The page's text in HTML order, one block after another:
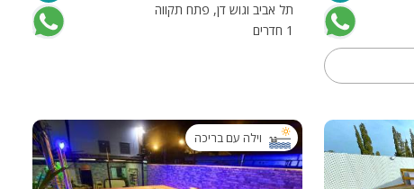
תל אביב וגוש דן, פתח תקווה
1 חדרים
וילה עם בריכה